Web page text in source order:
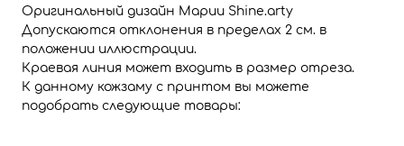
Оригинальный дизайн Марии Shine.arty
Допускаются отклонения в пределах 2 см. в
положении иллюстрации.
Краевая линия может входить в размер отреза.
К данному кожзаму с принтом вы можете
подобрать следующие товары: